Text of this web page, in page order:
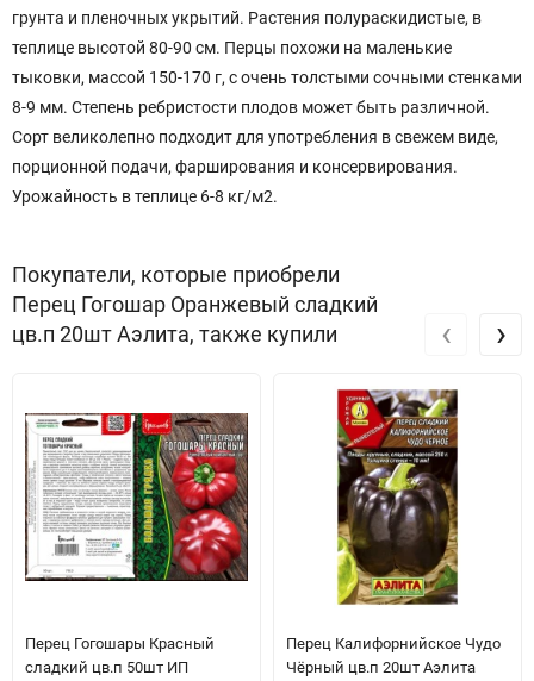
грунта и пленочных укрытий. Растения полураскидистые, в
теплице высотой 80-90 см. Перцы похожи на маленькие
тыковки, массой 150-170 г, с очень толстыми сочными стенками
8-9 мм. Степень ребристости плодов может быть различной.
Сорт великолепно подходит для употребления в свежем виде,
порционной подачи, фарширования и консервирования.
Урожайность в теплице 6-8 кг/м2.
Покупатели, которые приобрели
Перец Гогошар Оранжевый сладкий
цв.п 20шт Аэлита, также купили
Перец Гогошары Красный
сладкий цв.п 50шт ИП
Перец Калифорнийское Чудо
Чёрный цв.п 20шт Аэлита
‹ ›